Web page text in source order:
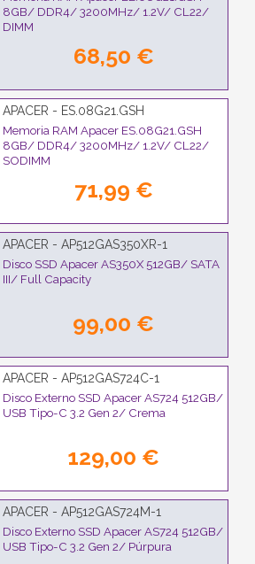
8GB/ DDR4/ 3200MHz/ 1.2V/ CL22/
DIMM
68,50 €
APACER - ES.08G21.GSH
Memoria RAM Apacer ES.08G21.GSH
8GB/ DDR4/ 3200MHz/ 1.2V/ CL22/
SODIMM
71,99 €
APACER - AP512GAS350XR-1
Disco SSD Apacer AS350X 512GB/ SATA
III/ Full Capacity
99,00 €
APACER - AP512GAS724C-1
Disco Externo SSD Apacer AS724 512GB/
USB Tipo-C 3.2 Gen 2/ Crema
129,00 €
APACER - AP512GAS724M-1
Disco Externo SSD Apacer AS724 512GB/
USB Tipo-C 3.2 Gen 2/ Púrpura